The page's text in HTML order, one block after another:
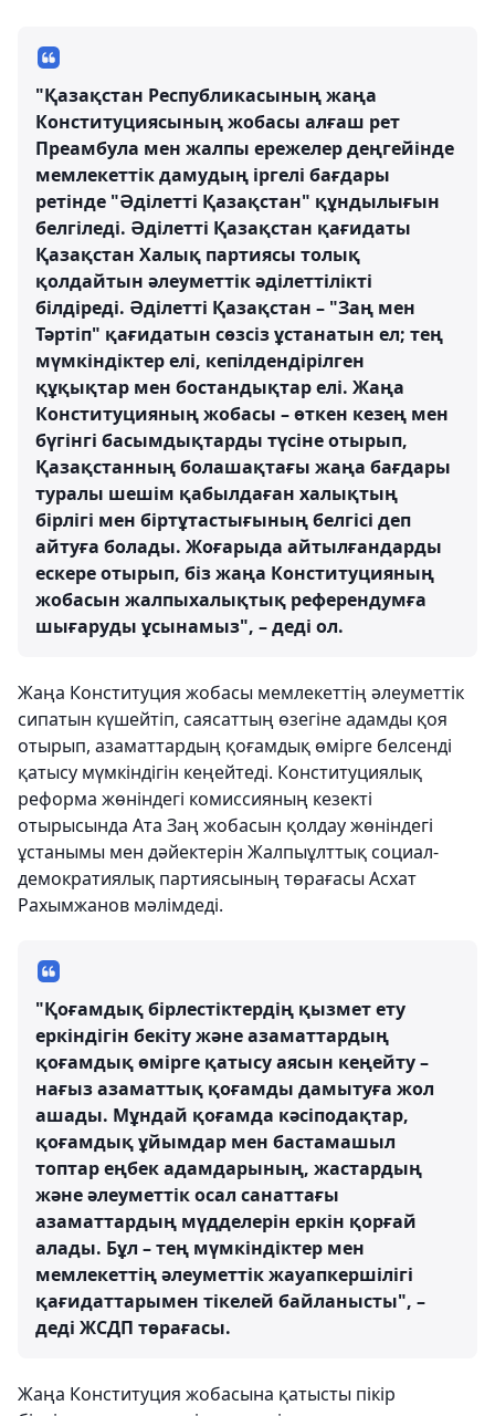
"Қазақстан Республикасының жаңа
Конституциясының жобасы алғаш рет
Преамбула мен жалпы ережелер деңгейінде
мемлекеттік дамудың іргелі бағдары
ретінде "Әділетті Қазақстан" құндылығын
белгіледі. Әділетті Қазақстан қағидаты
Қазақстан Халық партиясы толық
қолдайтын әлеуметтік әділеттілікті
білдіреді. Әділетті Қазақстан – "Заң мен
Тәртіп" қағидатын сөзсіз ұстанатын ел; тең
мүмкіндіктер елі, кепілдендірілген
құқықтар мен бостандықтар елі. Жаңа
Конституцияның жобасы – өткен кезең мен
бүгінгі басымдықтарды түсіне отырып,
Қазақстанның болашақтағы жаңа бағдары
туралы шешім қабылдаған халықтың
бірлігі мен біртұтастығының белгісі деп
айтуға болады. Жоғарыда айтылғандарды
ескере отырып, біз жаңа Конституцияның
жобасын жалпыхалықтық референдумға
шығаруды ұсынамыз", – деді ол.
Жаңа Конституция жобасы мемлекеттің әлеуметтік
сипатын күшейтіп, саясаттың өзегіне адамды қоя
отырып, азаматтардың қоғамдық өмірге белсенді
қатысу мүмкіндігін кеңейтеді. Конституциялық
реформа жөніндегі комиссияның кезекті
отырысында Ата Заң жобасын қолдау жөніндегі
ұстанымы мен дәйектерін Жалпыұлттық социал-
демократиялық партиясының төрағасы Асхат
Рахымжанов мәлімдеді.
"Қоғамдық бірлестіктердің қызмет ету
еркіндігін бекіту және азаматтардың
қоғамдық өмірге қатысу аясын кеңейту –
нағыз азаматтық қоғамды дамытуға жол
ашады. Мұндай қоғамда кәсіподақтар,
қоғамдық ұйымдар мен бастамашыл
топтар еңбек адамдарының, жастардың
және әлеуметтік осал санаттағы
азаматтардың мүдделерін еркін қорғай
алады. Бұл – тең мүмкіндіктер мен
мемлекеттің әлеуметтік жауапкершілігі
қағидаттарымен тікелей байланысты", –
деді ЖСДП төрағасы.
Жаңа Конституция жобасына қатысты пікір